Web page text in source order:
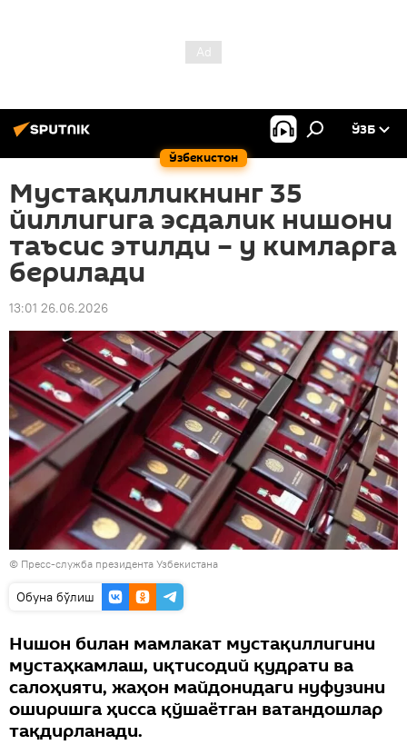
Ўзбекистон
ЎЗБ
Мустақилликнинг 35
йиллигига эсдалик нишони
таъсис этилди – у кимларга
берилади
13:01 26.06.2026
© Пресс-служба президента Узбекистана
Oбуна бўлиш
Нишон билан мамлакат мустақиллигини
мустаҳкамлаш, иқтисодий қудрати ва
салоҳияти, жаҳон майдонидаги нуфузини
оширишга ҳисса қўшаётган ватандошлар
тақдирланади.